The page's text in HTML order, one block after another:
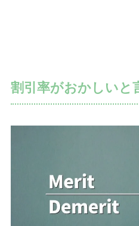
割引率がおかしいと